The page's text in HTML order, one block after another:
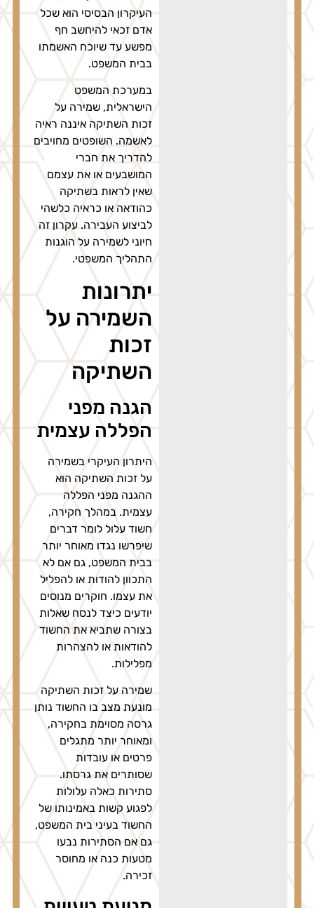
העיקרון הבסיסי הוא שכל
אדם זכאי להיחשב חף
מפשע עד שיוכח האשמתו
בבית המשפט.
במערכת המשפט
הישראלית, שמירה על
זכות השתיקה איננה ראיה
לאשמה. השופטים מחויבים
להדריך את חברי
המושבעים או את עצמם
שאין לראות בשתיקה
כהודאה או כראיה כלשהי
לביצוע העבירה. עקרון זה
חיוני לשמירה על הוגנות
התהליך המשפטי.
יתרונות
השמירה על
זכות
השתיקה
הגנה מפני
הפללה עצמית
היתרון העיקרי בשמירה
על זכות השתיקה הוא
ההגנה מפני הפללה
עצמית. במהלך חקירה,
חשוד עלול לומר דברים
שיפרשו נגדו מאוחר יותר
בבית המשפט, גם אם לא
התכוון להודות או להפליל
את עצמו. חוקרים מנוסים
יודעים כיצד לנסח שאלות
בצורה שתביא את החשוד
להודאות או להצהרות
מפלילות.
שמירה על זכות השתיקה
מונעת מצב בו החשוד נותן
גרסה מסוימת בחקירה,
ומאוחר יותר מתגלים
פרטים או עובדות
שסותרים את גרסתו.
סתירות כאלה עלולות
לפגוע קשות באמינותו של
החשוד בעיני בית המשפט,
גם אם הסתירות נבעו
מטעות כנה או מחוסר